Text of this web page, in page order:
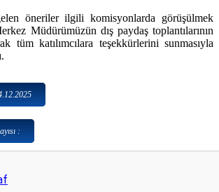
öneriler ilgili komisyonlarda görüşülmek
Müdürümüzün dış paydaş toplantılarının
tüm katılımcılara teşekkürlerini sunmasıyla
: